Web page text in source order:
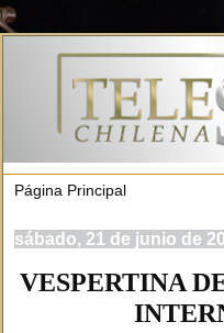
sábado, 21 de junio de
VESPERTINA